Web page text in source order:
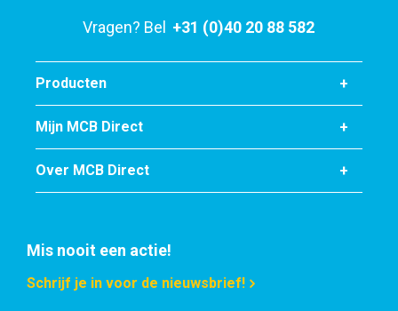
Vragen? Bel +31 (0)40 20 88 582
Producten
Mijn MCB Direct
Over MCB Direct
Mis nooit een actie!
Schrijf je in voor de nieuwsbrief!